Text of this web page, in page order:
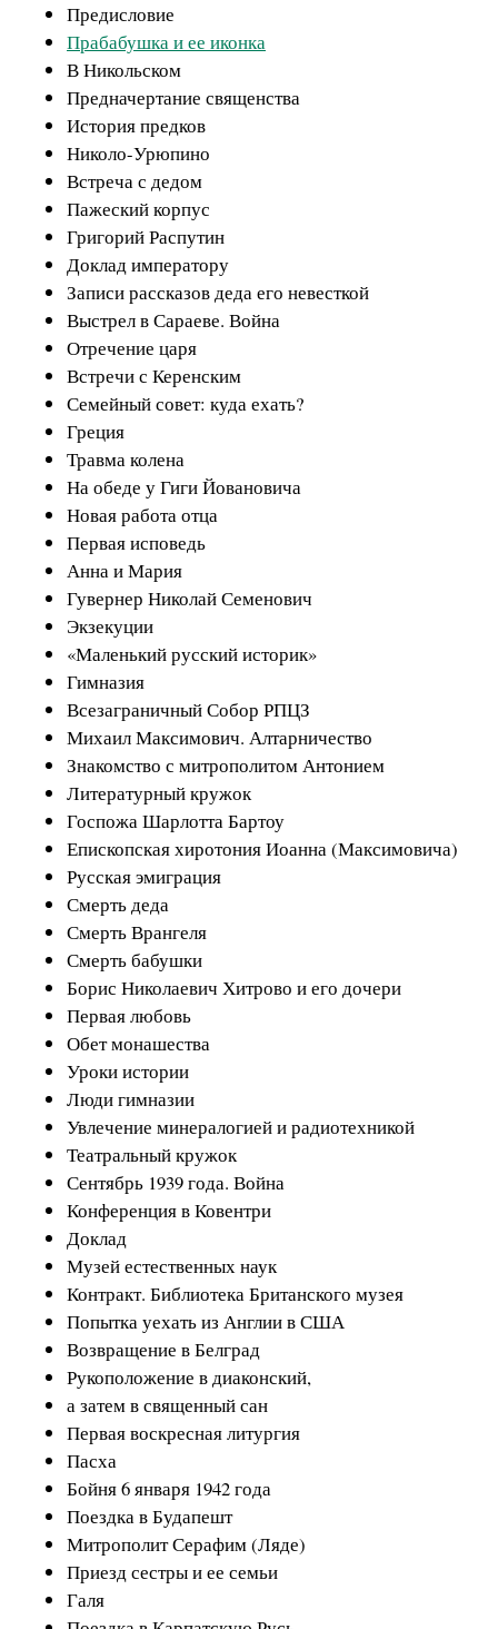
Предисловие
Прабабушка и ее иконка
В Никольском
Предначертание священства
История предков
Николо-Урюпино
Встреча с дедом
Пажеский корпус
Григорий Распутин
Доклад императору
Записи рассказов деда его невесткой
Выстрел в Сараеве. Война
Отречение царя
Встречи с Керенским
Семейный совет: куда ехать?
Греция
Травма колена
На обеде у Гиги Йовановича
Новая работа отца
Первая исповедь
Анна и Мария
Гувернер Николай Семенович
Экзекуции
«Маленький русский историк»
Гимназия
Всезаграничный Собор РПЦЗ
Михаил Максимович. Алтарничество
Знакомство с митрополитом Антонием
Литературный кружок
Госпожа Шарлотта Бартоу
Епископская хиротония Иоанна (Максимовича)
Русская эмиграция
Смерть деда
Смерть Врангеля
Смерть бабушки
Борис Николаевич Хитрово и его дочери
Первая любовь
Обет монашества
Уроки истории
Люди гимназии
Увлечение минералогией и радиотехникой
Театральный кружок
Сентябрь 1939 года. Война
Конференция в Ковентри
Доклад
Музей естественных наук
Контракт. Библиотека Британского музея
Попытка уехать из Англии в США
Возвращение в Белград
Рукоположение в диаконский,
а затем в священный сан
Первая воскресная литургия
Пасха
Бойня 6 января 1942 года
Поездка в Будапешт
Митрополит Серафим (Ляде)
Приезд сестры и ее семьи
Галя